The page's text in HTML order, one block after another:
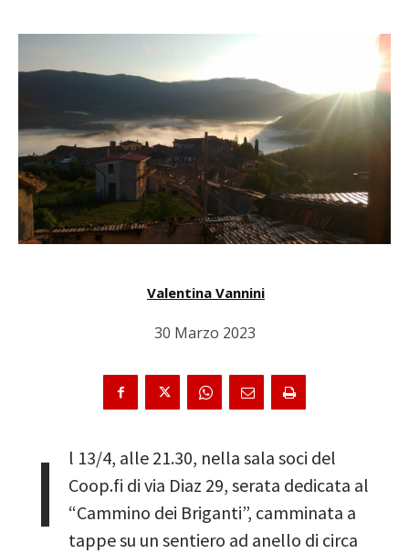
Valentina Vannini
30 Marzo 2023
I
l 13/4, alle 21.30, nella sala soci del
Coop.fi di via Diaz 29, serata dedicata al
“Cammino dei Briganti”, camminata a
tappe su un sentiero ad anello di circa